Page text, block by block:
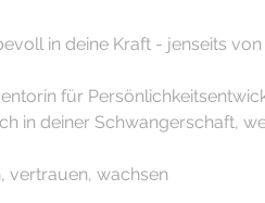
in deine Kraft - jenseits
für
in deiner Schwangerschaft,
vertrauen, wachsen